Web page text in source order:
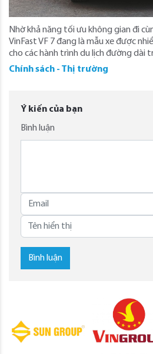
Nhờ khả năng tối ưu không gian đi
VinFast VF 7 đang là mẫu xe được
cho các hành trình du lịch đường dài
Chính sách - Thị trường
Ý kiến của bạn
Bình luận
Bình luận